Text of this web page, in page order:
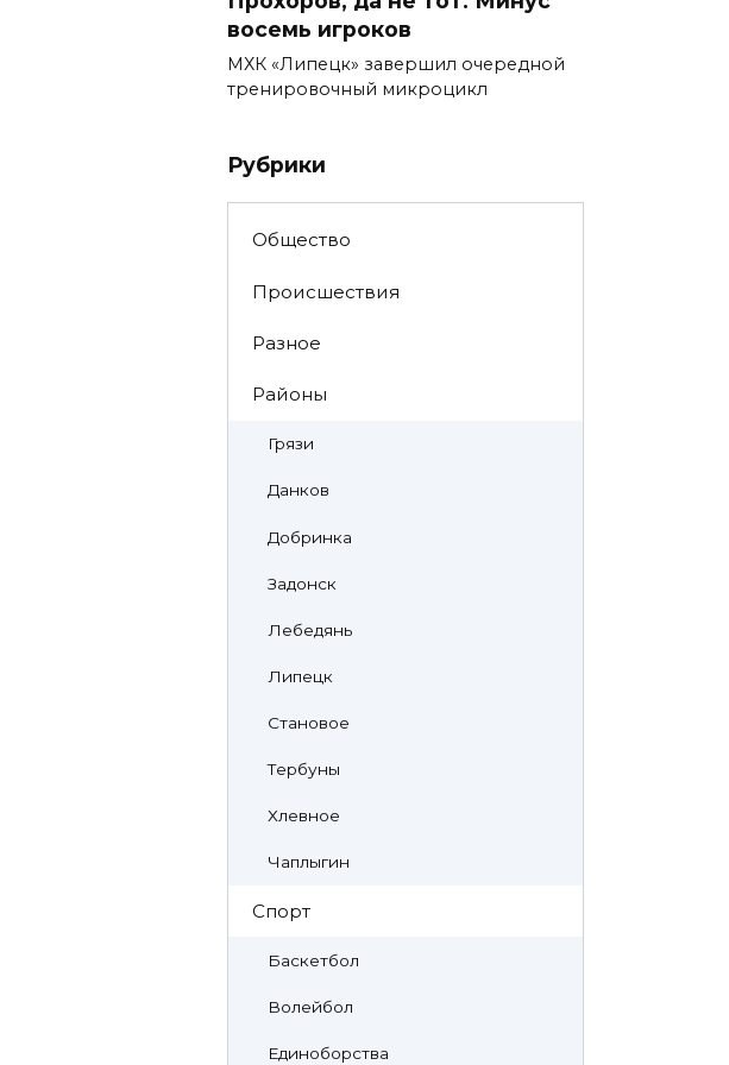
восемь игроков
МХК «Липецк» завершил очередной
тренировочный микроцикл
Рубрики
Общество
Происшествия
Разное
Районы
Грязи
Данков
Добринка
Задонск
Лебедянь
Липецк
Становое
Тербуны
Хлевное
Чаплыгин
Спорт
Баскетбол
Волейбол
Единоборства